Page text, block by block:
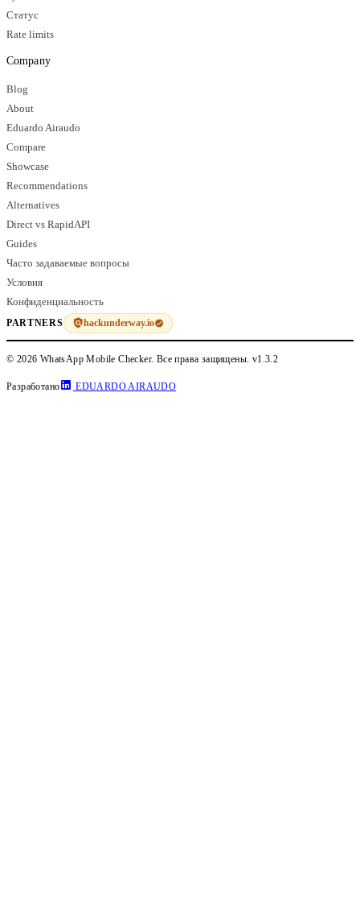
Статус
Rate limits
Company
Blog
About
Eduardo Airaudo
Compare
Showcase
Recommendations
Alternatives
Direct vs RapidAPI
Guides
Часто задаваемые вопросы
Условия
Конфиденциальность
PARTNERS hackunderway.io
© 2026 WhatsApp Mobile Checker. Все права защищены. v1.3.2
Разработано EDUARDO AIRAUDO